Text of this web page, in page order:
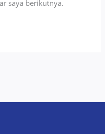
saya berikutnya.